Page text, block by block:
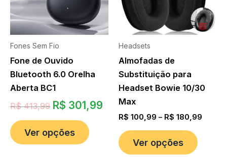
Fones Sem Fio
Fone de Ouvido
Bluetooth 6.0 Orelha
Aberta BC1
R$413,99 R$ 301,99
Ver opções
Headsets
Almofadas de
Substituição para
Headset Bowie 10/30
Max
R$ 100,99 – R$ 180,99
Ver opções